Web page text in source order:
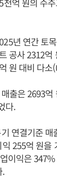
년 연간 토
공사 2312억
원 대비 다소
출은 2693억
다.
연결기준 매
255억 원을
이익은
.